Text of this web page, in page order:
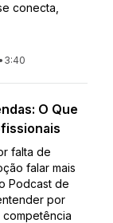
conecta,
• 3:40
O Que
falta de
falar mais
Podcast de
por